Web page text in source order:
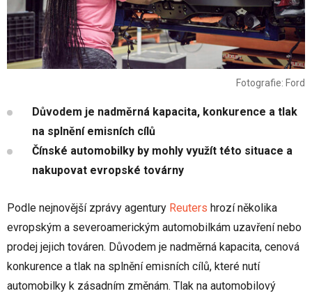
Fotografie: Ford
Důvodem je nadměrná kapacita, konkurence a tlak
na splnění emisních cílů
Čínské automobilky by mohly využít této situace a
nakupovat evropské továrny
Podle nejnovější zprávy agentury Reuters hrozí několika
evropským a severoamerickým automobilkám uzavření nebo
prodej jejich továren. Důvodem je nadměrná kapacita, cenová
konkurence a tlak na splnění emisních cílů, které nutí
automobilky k zásadním změnám. Tlak na automobilový